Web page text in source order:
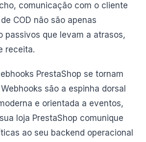
comunicação com o cliente
COD não são apenas
passivos que levam a atrasos,
receita.
PrestaShop se tornam
são a espinha dorsal
e orientada a eventos,
loja PrestaShop comunique
ao seu backend operacional